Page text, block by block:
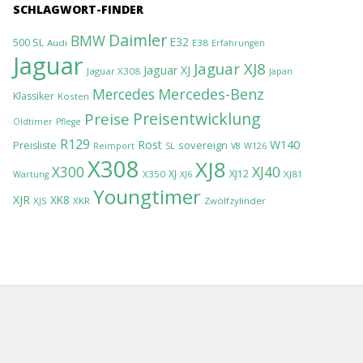
SCHLAGWORT-FINDER
500 SL Audi BMW Daimler E32 E38 Erfahrungen
Jaguar Jaguar X308 Jaguar XJ Jaguar XJ8 Japan
Klassiker Kosten Mercedes Mercedes-Benz
Oldtimer Pflege Preise Preisentwicklung
Preisliste R129 Reimport Rost SL sovereign V8 W126 W140
Wartung X300 X308 X350 XJ XJ6 XJ8 XJ12 XJ40 XJ81
XJR XJS XK8 XKR Youngtimer Zwölfzylinder